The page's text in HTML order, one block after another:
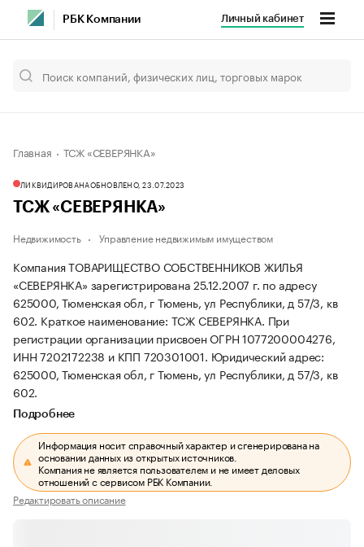
РБК Компании Личный кабинет
Главная ТСЖ «СЕВЕРЯНКА»
ЛИКВИДИРОВАНАОБНОВЛЕНО, 23.07.2023
ТСЖ «СЕВЕРЯНКА»
Недвижимость Управление недвижимым имуществом
Компания ТОВАРИЩЕСТВО СОБСТВЕННИКОВ ЖИЛЬЯ
«СЕВЕРЯНКА» зарегистрирована 25.12.2007 г. по адресу
625000, Тюменская обл, г Тюмень, ул Республики, д 57/3, кв
602. Краткое наименование: ТСЖ СЕВЕРЯНКА. При
регистрации организации присвоен ОГРН 1077200004276,
ИНН 7202172238 и КПП 720301001. Юридический адрес:
625000, Тюменская обл, г Тюмень, ул Республики, д 57/3, кв
602.
Подробнее
Информация носит справочный характер и сгенерирована на
основании данных из открытых источников.
Компания не является пользователем и не имеет деловых
отношений с сервисом РБК Компании.
Редактировать описание